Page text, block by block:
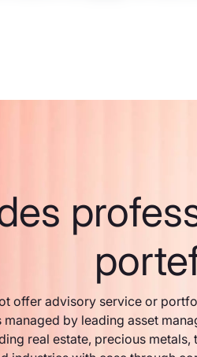
offer advisory service or
managed by leading asset
real estate, precious